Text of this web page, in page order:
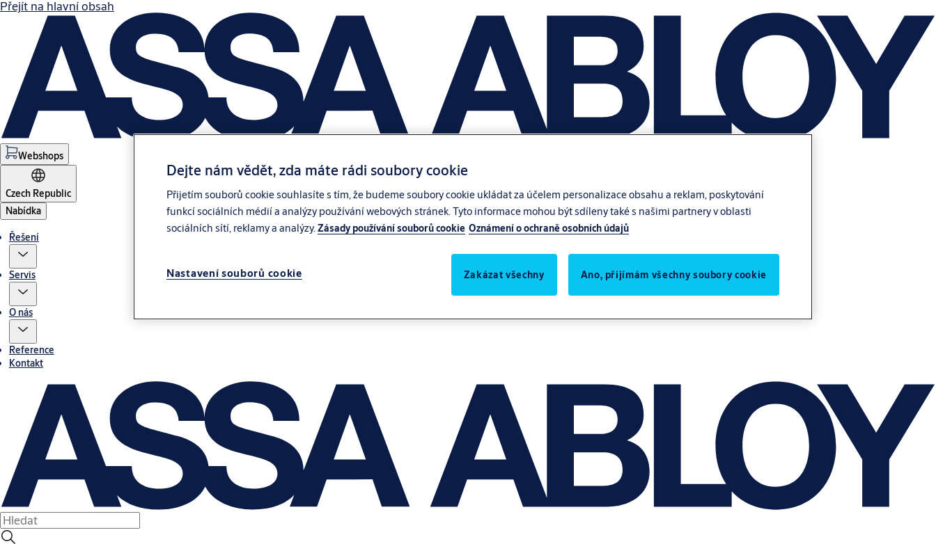
Přejít na hlavní obsah
Webshops
Czech Republic
Nabídka
Řešení
Servis
O nás
Reference
Kontakt
Dejte nám vědět, zda máte rádi soubory cookie
Přijetím souborů cookie souhlasíte s tím, že budeme soubory cookie ukládat za účelem personalizace obsahu a reklam, poskytování
funkcí sociálních médií a analýzy používání webových stránek. Tyto informace mohou být sdíleny také s našimi partnery v oblasti
sociálních sítí, reklamy a analýzy.Zásady používání souborů cookie Oznámení o ochraně osobních údajů
Nastavení souborů cookie Zakázat všechny Ano, přijímám všechny soubory cookie